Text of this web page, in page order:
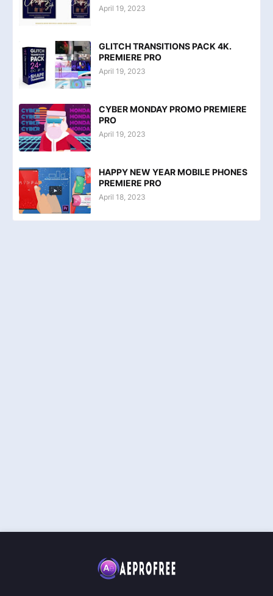
April 19, 2023
GLITCH TRANSITIONS PACK 4K.
PREMIERE PRO
April 19, 2023
CYBER MONDAY PROMO PREMIERE
PRO
April 19, 2023
HAPPY NEW YEAR MOBILE PHONES
PREMIERE PRO
April 18, 2023